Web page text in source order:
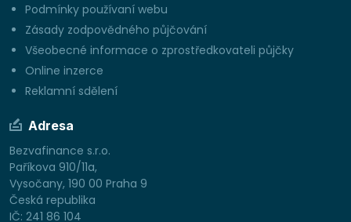
Podmínky používaní webu
Zásady zodpovědného půjčování
Všeobecné informace o zprostředkovateli půjčky
Online inzerce
Reklamní sdělení
Adresa
Bezvafinance s.r.o.
Paříkova 910/11a,
Vysočany, 190 00 Praha 9
Česká republika
IČ: 241 86 104